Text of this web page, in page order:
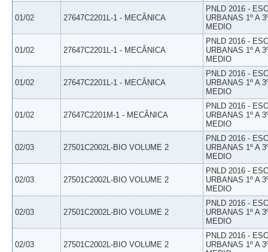
01/02 27647C2201L-1 - MECÂNICA
PNLD 2016 -
URBANAS 1º A
MEDIO
01/02 27647C2201L-1 - MECÂNICA
PNLD 2016 -
URBANAS 1º A
MEDIO
01/02 27647C2201L-1 - MECÂNICA
PNLD 2016 -
URBANAS 1º A
MEDIO
01/02 27647C2201M-1 - MECÂNICA
PNLD 2016 -
URBANAS 1º A
MEDIO
02/03 27501C2002L-BIO VOLUME 2
PNLD 2016 -
URBANAS 1º A
MEDIO
02/03 27501C2002L-BIO VOLUME 2
PNLD 2016 -
URBANAS 1º A
MEDIO
02/03 27501C2002L-BIO VOLUME 2
PNLD 2016 -
URBANAS 1º A
MEDIO
02/03 27501C2002L-BIO VOLUME 2
PNLD 2016 -
URBANAS 1º A